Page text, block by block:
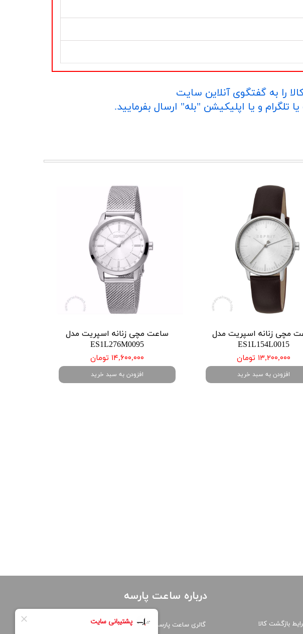
را به گفتگوی آنلاین سایت
مچی زنانه اسپریت مدل
ES1L154L0015
۱۳,۲۰۰,۰۰۰ تومان
افزودن به سبد خرید
ساعت مچی زنانه اسپریت مدل
ES1L276M0095
۱۴,۶۰۰,۰۰۰ تومان
افزودن به سبد خرید
درباره ساعت پارسه
گالری ساعت پارسه بازگشت کالا